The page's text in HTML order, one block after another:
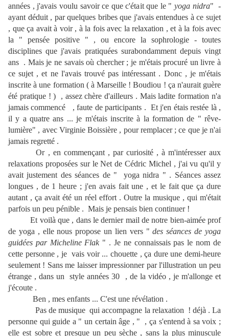
années , j'avais voulu savoir ce que c'était que le "yoga nidra" -
ayant déduit , par quelques bribes que j'avais entendues à ce sujet
, que ça avait à voir , à la fois avec la relaxation , et à la fois avec
la " pensée positive " , ou encore la sophrologie - toutes
disciplines que j'avais pratiquées surabondamment depuis vingt
ans . Mais je ne savais où chercher ; je m'étais procuré un livre à
ce sujet , et ne l'avais trouvé pas intéressant . Donc , je m'étais
inscrite à une formation ( à Marseille ! Boudiou ! ça n'aurait guère
été pratique ! ) , assez chère d'ailleurs . Mais ladite formation n'a
jamais commencé , faute de participants . Et j'en étais restée là ,
il y a quatre ans ... je m'étais inscrite à la formation de " rêve-
lumière" , avec Virginie Boissière , pour remplacer ; ce que je n'ai
jamais regretté .
Or , en commençant , par curiosité , à m'intéresser aux
relaxations proposées sur le Net de Cédric Michel , j'ai vu qu'il y
avait justement des séances de " yoga nidra " . Séances assez
longues , de 1 heure ; j'en avais fait une , et le fait que ça dure
autant , ça avait été un réel effort . Outre la musique , qui m'était
parfois un peu pénible . Mais je pensais bien continuer !
Et voilà que , dans le dernier mail de notre bien-aimée prof
de yoga , elle nous propose un lien vers "des séances de yoga
guidées par Micheline Flak" . Je ne connaissais pas le nom de
cette personne , je vais voir ... chouette , ça dure une demi-heure
seulement ! Sans me laisser impressionner par l'illustration un peu
étrange , dans un style années 30 , de la vidéo , je m'allonge et
j'écoute .
Ben , mes enfants ... C'est une révélation .
Pas de musique qui accompagne la relaxation ! déjà . La
personne qui guide a " un certain âge , " , ça s'entend à sa voix ;
elle est sobre et presque un peu sèche , sans la plus minuscule